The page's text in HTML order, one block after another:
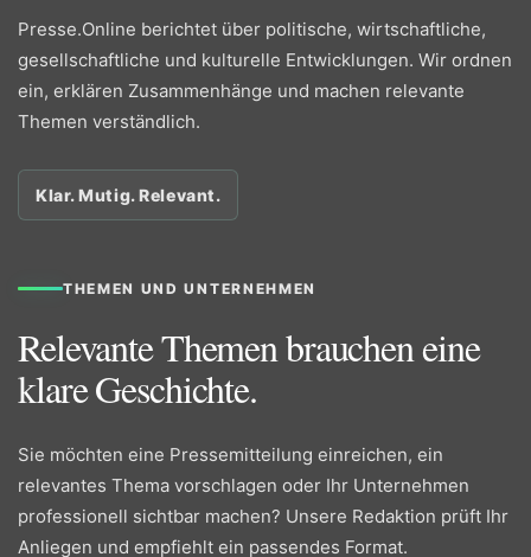
Presse.Online berichtet über politische, wirtschaftliche,
gesellschaftliche und kulturelle Entwicklungen. Wir ordnen
ein, erklären Zusammenhänge und machen relevante
Themen verständlich.
Klar. Mutig. Relevant.
THEMEN UND UNTERNEHMEN
Relevante Themen brauchen eine
klare Geschichte.
Sie möchten eine Pressemitteilung einreichen, ein
relevantes Thema vorschlagen oder Ihr Unternehmen
professionell sichtbar machen? Unsere Redaktion prüft Ihr
Anliegen und empfiehlt ein passendes Format.